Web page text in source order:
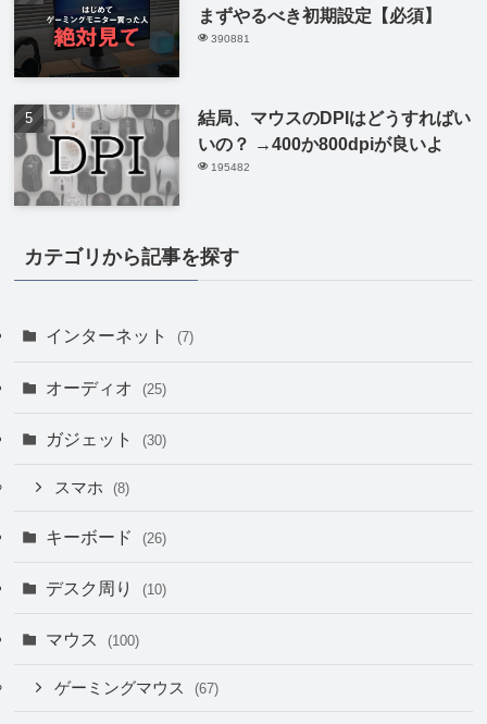
まずやるべき初期設定【必須】
390881
結局、マウスのDPIはどうすればい
いの？ →400か800dpiが良いよ
195482
カテゴリから記事を探す
インターネット (7)
オーディオ (25)
ガジェット (30)
スマホ (8)
キーボード (26)
デスク周り (10)
マウス (100)
ゲーミングマウス (67)